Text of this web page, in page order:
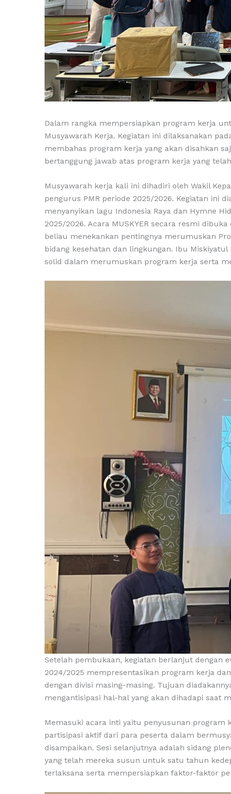
Dalam rangka mempersiapkan program kerja
Musyawarah Kerja. Kegiatan ini dilaksanakan
membahas program kerja yang akan disahkan
bertanggung jawab atas program kerja yang
Musyawarah kerja kali ini dihadiri oleh Wakil
pengurus PMR periode 2025/2026. Kegiatan ini
menyanyikan lagu Indonesia Raya dan Hymne
2025/2026. Acara MUSKYER secara resmi
beliau menekankan pentingnya merumuskan
bidang kesehatan dan lingkungan. Ibu
solid dalam merumuskan program kerja serta
Setelah pembukaan, kegiatan berlanjut dengan
2024/2025 mempresentasikan program kerja
dengan divisi masing-masing. Tujuan
mengantisipasi hal-hal yang akan dihadapi saat
Memasuki acara inti yaitu penyusunan program
partisipasi aktif dari para peserta dalam
disampaikan. Sesi selanjutnya adalah sidang
yang telah mereka susun untuk satu tahun
terlaksana serta mempersiapkan faktor-faktor